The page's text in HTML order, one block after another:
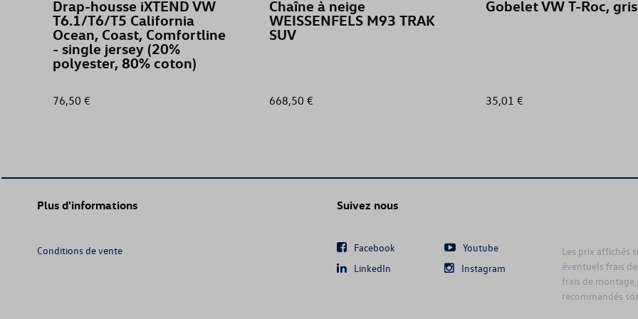
GOLF SPORTSVAN
GOLF VARIANT (UNIQUEMENT DE
ID.3
Drap-housse iXTEND VW
T6.1/T6/T5 California
Ocean, Coast, Comfortline
- single jersey (20%
polyester, 80% coton)
76,50 €
Chaîne à neige
WEISSENFELS M93 TRAK
SUV
668,50 €
Gobelet VW T-Roc,
35,01 €
Plus d'informations
Conditions de vente
Suivez nous
Facebook
Youtube
LinkedIn
Instagram
Les prix affichés
éventuels frais
frais de
recommandés